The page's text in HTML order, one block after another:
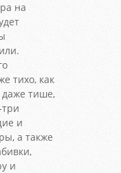
на
тихо, как
даже тише,
и
а также
и